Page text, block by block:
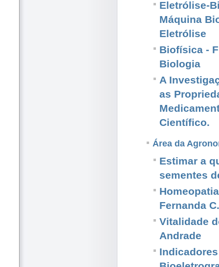
Eletrólise-
Máquina
Eletrólise
Biofísica -
Biologia
A
as
Científico.
Área da
Estimar a
sementes
Fernanda
Vitalidade
Andrade